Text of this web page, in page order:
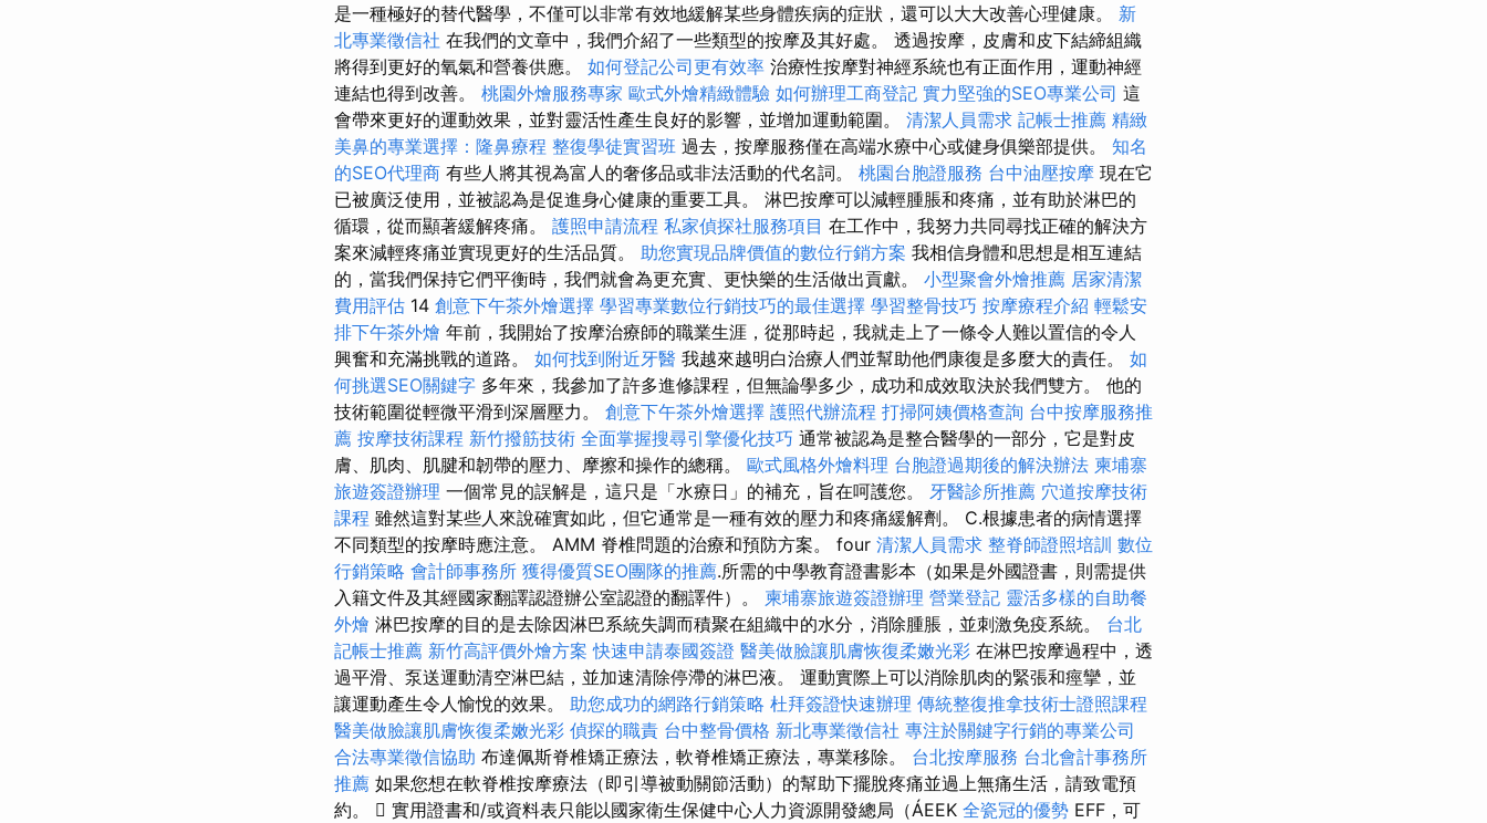
是一種極好的替代醫學，不僅可以非常有效地緩解某些身體疾病的症狀，還可以大大改善心理健康。 新
北專業徵信社 在我們的文章中，我們介紹了一些類型的按摩及其好處。 透過按摩，皮膚和皮下結締組織
將得到更好的氧氣和營養供應。 如何登記公司更有效率 治療性按摩對神經系統也有正面作用，運動神經
連結也得到改善。 桃園外燴服務專家 歐式外燴精緻體驗 如何辦理工商登記 實力堅強的SEO專業公司 這
會帶來更好的運動效果，並對靈活性產生良好的影響，並增加運動範圍。 清潔人員需求 記帳士推薦 精緻
美鼻的專業選擇：隆鼻療程 整復學徒實習班 過去，按摩服務僅在高端水療中心或健身俱樂部提供。 知名
的SEO代理商 有些人將其視為富人的奢侈品或非法活動的代名詞。 桃園台胞證服務 台中油壓按摩 現在它
已被廣泛使用，並被認為是促進身心健康的重要工具。 淋巴按摩可以減輕腫脹和疼痛，並有助於淋巴的
循環，從而顯著緩解疼痛。 護照申請流程 私家偵探社服務項目 在工作中，我努力共同尋找正確的解決方
案來減輕疼痛並實現更好的生活品質。 助您實現品牌價值的數位行銷方案 我相信身體和思想是相互連結
的，當我們保持它們平衡時，我們就會為更充實、更快樂的生活做出貢獻。 小型聚會外燴推薦 居家清潔
費用評估 14 創意下午茶外燴選擇 學習專業數位行銷技巧的最佳選擇 學習整骨技巧 按摩療程介紹 輕鬆安
排下午茶外燴 年前，我開始了按摩治療師的職業生涯，從那時起，我就走上了一條令人難以置信的令人
興奮和充滿挑戰的道路。 如何找到附近牙醫 我越來越明白治療人們並幫助他們康復是多麼大的責任。 如
何挑選SEO關鍵字 多年來，我參加了許多進修課程，但無論學多少，成功和成效取決於我們雙方。 他的
技術範圍從輕微平滑到深層壓力。 創意下午茶外燴選擇 護照代辦流程 打掃阿姨價格查詢 台中按摩服務推
薦 按摩技術課程 新竹撥筋技術 全面掌握搜尋引擎優化技巧 通常被認為是整合醫學的一部分，它是對皮
膚、肌肉、肌腱和韌帶的壓力、摩擦和操作的總稱。 歐式風格外燴料理 台胞證過期後的解決辦法 柬埔寨
旅遊簽證辦理 一個常見的誤解是，這只是「水療日」的補充，旨在呵護您。 牙醫診所推薦 穴道按摩技術
課程 雖然這對某些人來說確實如此，但它通常是一種有效的壓力和疼痛緩解劑。 C.根據患者的病情選擇
不同類型的按摩時應注意。 AMM 脊椎問題的治療和預防方案。 four 清潔人員需求 整脊師證照培訓 數位
行銷策略 會計師事務所 獲得優質SEO團隊的推薦.所需的中學教育證書影本（如果是外國證書，則需提供
入籍文件及其經國家翻譯認證辦公室認證的翻譯件）。 柬埔寨旅遊簽證辦理 營業登記 靈活多樣的自助餐
外燴 淋巴按摩的目的是去除因淋巴系統失調而積聚在組織中的水分，消除腫脹，並刺激免疫系統。 台北
記帳士推薦 新竹高評價外燴方案 快速申請泰國簽證 醫美做臉讓肌膚恢復柔嫩光彩 在淋巴按摩過程中，透
過平滑、泵送運動清空淋巴結，並加速清除停滯的淋巴液。 運動實際上可以消除肌肉的緊張和痙攣，並
讓運動產生令人愉悅的效果。 助您成功的網路行銷策略 杜拜簽證快速辦理 傳統整復推拿技術士證照課程
醫美做臉讓肌膚恢復柔嫩光彩 偵探的職責 台中整骨價格 新北專業徵信社 專注於關鍵字行銷的專業公司
合法專業徵信協助 布達佩斯脊椎矯正療法，軟脊椎矯正療法，專業移除。 台北按摩服務 台北會計事務所
推薦 如果您想在軟脊椎按摩療法（即引導被動關節活動）的幫助下擺脫疼痛並過上無痛生活，請致電預
約。  實用證書和/或資料表只能以國家衛生保健中心人力資源開發總局（ÁEEK 全瓷冠的優勢 EFF，可